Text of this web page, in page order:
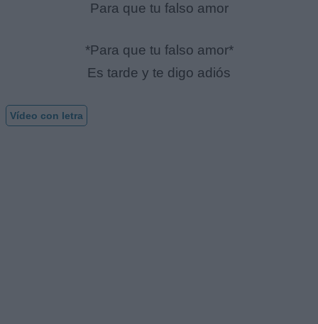
Para que tu falso amor
*Para que tu falso amor*
Es tarde y te digo adiós
Vídeo con letra